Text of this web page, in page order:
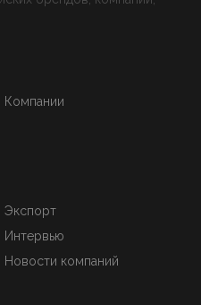
Компании
Экспорт
Интервью
Новости компаний